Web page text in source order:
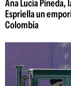
Ana Lucía Pineda,
Espriella un
Colombia